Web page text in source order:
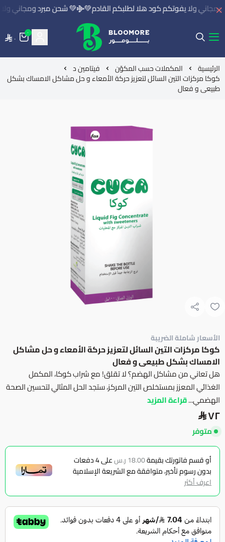
ولا يفوتكم كود هلا لطلبكم القادم💚 💚 شحن مبرد ومجاني ولا
بلومور | BLOOMORE
٠
٠
الرئيسية المكملات حسب المكوّن فيتامين د
كوكا مركزات التين السائل لتعزيز حركة الأمعاء و حل مشاكل الامساك بشكل
طبيعى و فعال
الأسعار شاملة الضريبة
كوكا مركزات التين السائل لتعزيز حركة الأمعاء و حل مشاكل
الامساك بشكل طبيعى و فعال
هل تعاني من مشاكل الهضم؟ لا تقلق! مع شراب كوكا، المكمل
الغذائي المعزز بمستخلص التين المركز، ستجد الحل المثالي لتحسين الصحة
الهضمي...قراءة المزيد
٧٢
متوفر
أو قسم فاتورتك بقيمة18.00 ر.س على4دفعات
بدون رسوم تأخير، متوافقة مع الشريعة الإسلامية
اعرف أكثر